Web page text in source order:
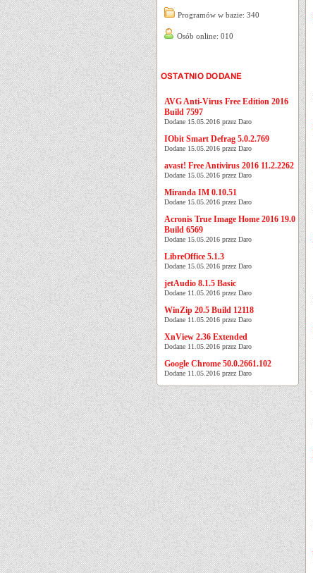
Programów w bazie: 340
Osób online: 010
AVG Anti-Virus Free Edition 2016
Build 7597
Dodane 15.05.2016 przez Daro
IObit Smart Defrag 5.0.2.769
Dodane 15.05.2016 przez Daro
avast! Free Antivirus 2016 11.2.2262
Dodane 15.05.2016 przez Daro
Miranda IM 0.10.51
Dodane 15.05.2016 przez Daro
Acronis True Image Home 2016 19.0
Build 6569
Dodane 15.05.2016 przez Daro
LibreOffice 5.1.3
Dodane 15.05.2016 przez Daro
jetAudio 8.1.5 Basic
Dodane 11.05.2016 przez Daro
WinZip 20.5 Build 12118
Dodane 11.05.2016 przez Daro
XnView 2.36 Extended
Dodane 11.05.2016 przez Daro
Google Chrome 50.0.2661.102
Dodane 11.05.2016 przez Daro